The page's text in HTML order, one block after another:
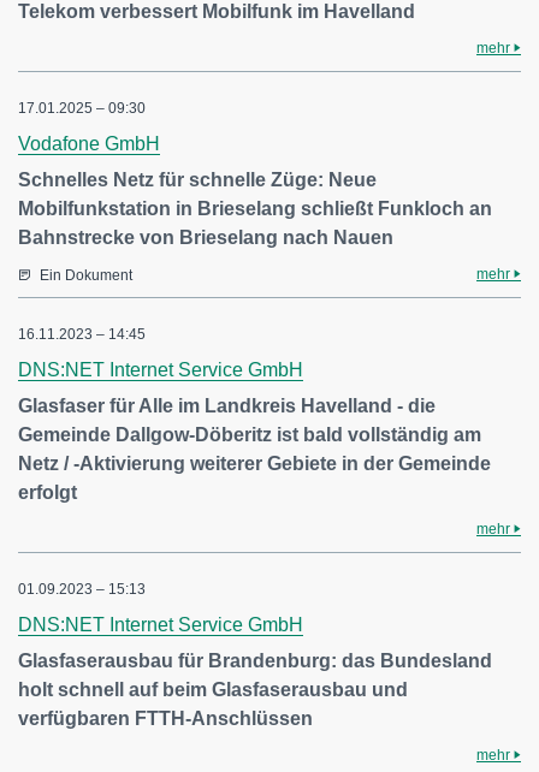
Telekom verbessert Mobilfunk im Havelland
mehr
17.01.2025 – 09:30
Vodafone GmbH
Schnelles Netz für schnelle Züge: Neue
Mobilfunkstation in Brieselang schließt Funkloch an
Bahnstrecke von Brieselang nach Nauen
Ein Dokument mehr
16.11.2023 – 14:45
DNS:NET Internet Service GmbH
Glasfaser für Alle im Landkreis Havelland - die
Gemeinde Dallgow-Döberitz ist bald vollständig am
Netz / -Aktivierung weiterer Gebiete in der Gemeinde
erfolgt
mehr
01.09.2023 – 15:13
DNS:NET Internet Service GmbH
Glasfaserausbau für Brandenburg: das Bundesland
holt schnell auf beim Glasfaserausbau und
verfügbaren FTTH-Anschlüssen
mehr